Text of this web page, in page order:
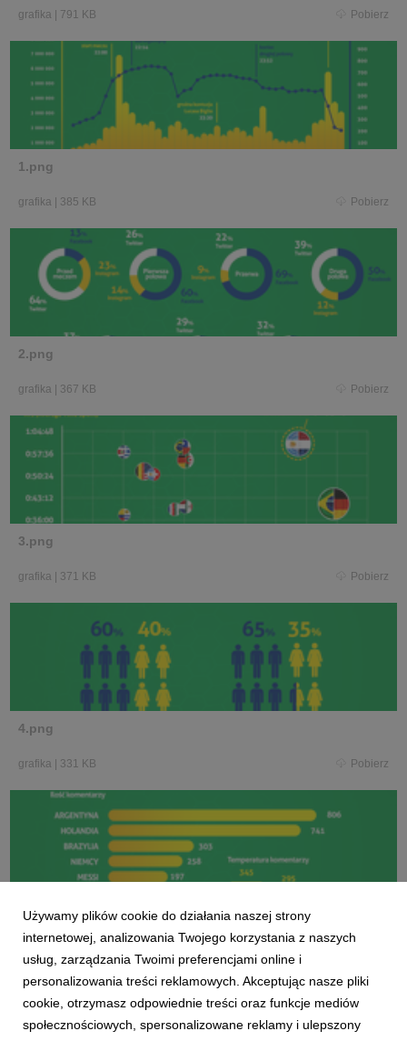
grafika 791 KB Pobierz
1.png
grafika 385 KB Pobierz
2.png
grafika 367 KB Pobierz
3.png
grafika 371 KB Pobierz
4.png
grafika 331 KB Pobierz
5.png
Używamy plików cookie do działania naszej strony
internetowej, analizowania Twojego korzystania z naszych
usług, zarządzania Twoimi preferencjami online i
personalizowania treści reklamowych. Akceptując nasze pliki
cookie, otrzymasz odpowiednie treści oraz funkcje mediów
społecznościowych, spersonalizowane reklamy i ulepszony